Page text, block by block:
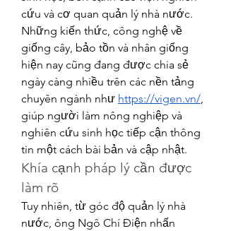
cứu và cơ quan quản lý nhà nước.
Những kiến thức, công nghệ về
giống cây, bảo tồn và nhân giống
hiện nay cũng đang được chia sẻ
ngày càng nhiều trên các nền tảng
chuyên ngành như https://vigen.vn/,
giúp người làm nông nghiệp và
nghiên cứu sinh học tiếp cận thông
tin một cách bài bản và cập nhật.
Khía cạnh pháp lý cần được
làm rõ
Tuy nhiên, từ góc độ quản lý nhà
nước, ông Ngô Chí Điện nhấn